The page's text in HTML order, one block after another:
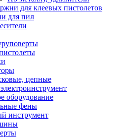
для клеевых пистолетов
для пил
цепные
оборудование
фены
инструмент